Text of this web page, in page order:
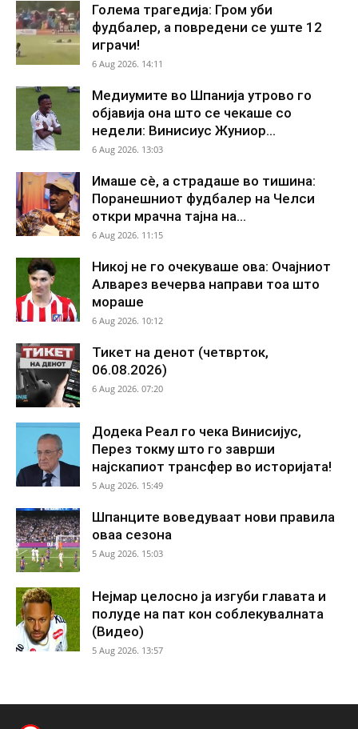
Голема трагедија: Гром уби
фудбалер, а повредени се уште 12
играчи!
6 Aug 2026. 14:11
Медиумите во Шпанија утрово го
објавија она што се чекаше со
недели: Винисиус Жуниор...
6 Aug 2026. 13:03
Имаше сè, а страдаше во тишина:
Поранешниот фудбалер на Челси
откри мрачна тајна на...
6 Aug 2026. 11:15
Никој не го очекуваше ова: Очајниот
Алварез вечерва направи тоа што
мораше
6 Aug 2026. 10:12
Тикет на денот (четврток,
06.08.2026)
6 Aug 2026. 07:20
Додека Реал го чека Винисијус,
Перез токму што го заврши
најскапиот трансфер во историјата!
5 Aug 2026. 15:49
Шпанците воведуваат нови правила
оваа сезона
5 Aug 2026. 15:03
Нејмар целосно ја изгуби главата и
полуде на пат кон соблекувалната
(Видео)
5 Aug 2026. 13:57